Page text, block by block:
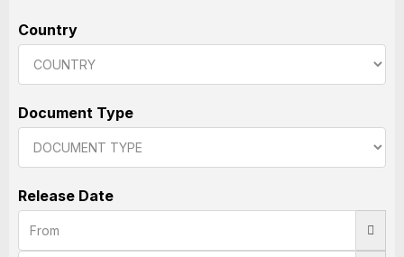
Country
Document Type
Release Date